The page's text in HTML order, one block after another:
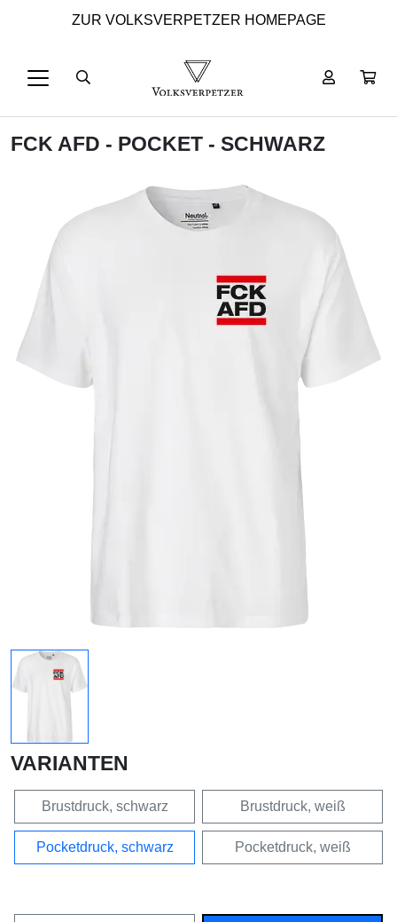
ZUR VOLKSVERPETZER HOMEPAGE
FCK AFD - POCKET - SCHWARZ
VARIANTEN
Brustdruck, schwarz Brustdruck, weiß
Pocketdruck, schwarz Pocketdruck, weiß